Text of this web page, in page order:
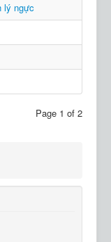
lý ngực
Page 1 of 2